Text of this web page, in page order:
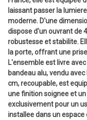
laissant passer la
moderne. D'une
dispose d'un ouvrant de
robustesse et stabilite.
la porte, offrant une
L'ensemble est livre
bandeau alu, vendu
cm, recoupable, est
une finition soignee et
exclusivement pour un
installee dans un